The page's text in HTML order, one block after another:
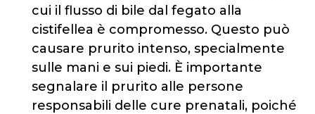
cui il flusso di bile dal fegato alla
cistifellea è compromesso. Questo può
causare prurito intenso, specialmente
sulle mani e sui piedi. È importante
segnalare il prurito alle persone
responsabili delle cure prenatali, poiché